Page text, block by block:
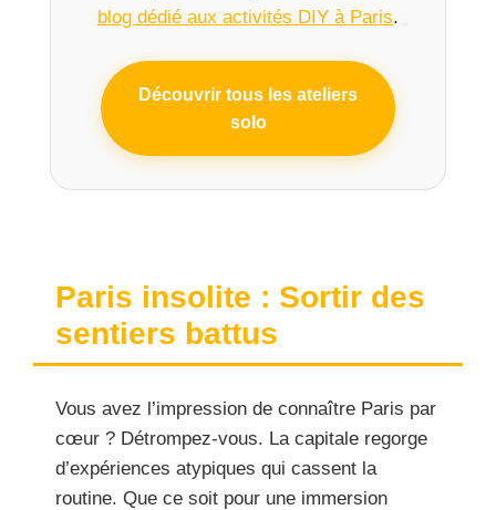
blog dédié aux activités DIY à Paris.
Découvrir tous les ateliers
solo
Paris insolite : Sortir des
sentiers battus
Vous avez l’impression de connaître Paris par
cœur ? Détrompez-vous. La capitale regorge
d’expériences atypiques qui cassent la
routine. Que ce soit pour une immersion